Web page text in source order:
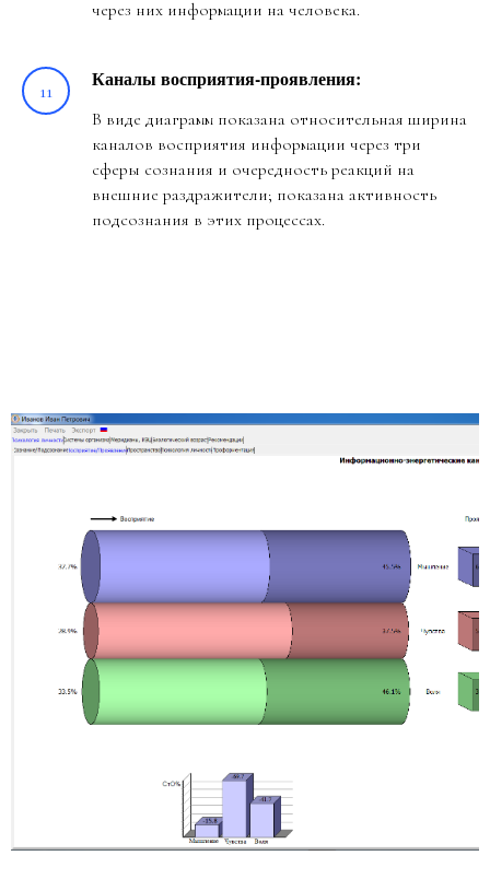
через них информации на человека.
Каналы восприятия-проявления:
В виде диаграмм показана относительная ширина
каналов восприятия информации через три
сферы сознания и очередность реакций на
внешние раздражители; показана активность
подсознания в этих процессах.